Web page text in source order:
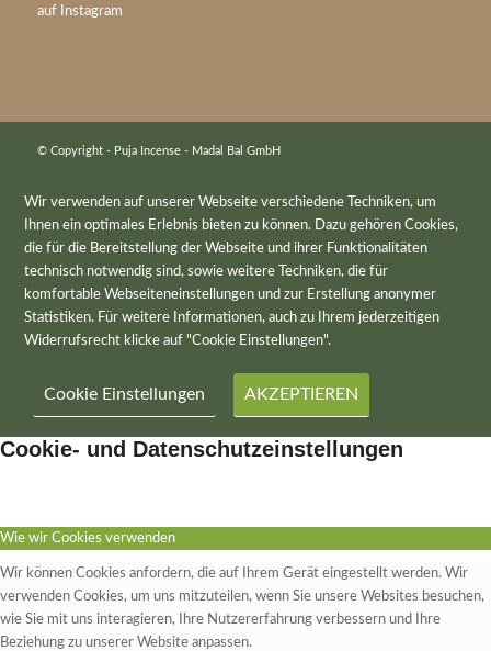
auf Instagram
© Copyright - Puja Incense - Madal Bal GmbH
Wir verwenden auf unserer Webseite verschiedene Techniken, um
Ihnen ein optimales Erlebnis bieten zu können. Dazu gehören Cookies,
die für die Bereitstellung der Webseite und ihrer Funktionalitäten
technisch notwendig sind, sowie weitere Techniken, die für
komfortable Webseiteneinstellungen und zur Erstellung anonymer
Statistiken. Für weitere Informationen, auch zu Ihrem jederzeitigen
Widerrufsrecht klicke auf "Cookie Einstellungen".
Cookie Einstellungen AKZEPTIEREN
Cookie- und Datenschutzeinstellungen
Wie wir Cookies verwenden
Wir können Cookies anfordern, die auf Ihrem Gerät eingestellt werden. Wir
verwenden Cookies, um uns mitzuteilen, wenn Sie unsere Websites besuchen,
wie Sie mit uns interagieren, Ihre Nutzererfahrung verbessern und Ihre
Beziehung zu unserer Website anpassen.